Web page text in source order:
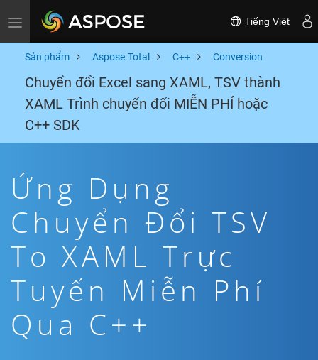
Toggle navigation Tiếng Việt
Sản phẩm Aspose.Total C++ Conversion
Chuyển đổi Excel sang XAML, TSV thành
XAML Trình chuyển đổi MIỄN PHÍ hoặc
C++ SDK
Ứng Dụng
Chuyển Đổi TSV
To XAML Trực
Tuyến Miễn Phí
Qua C++